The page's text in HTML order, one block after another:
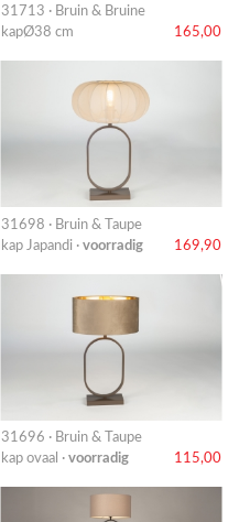
31713 · Bruin & Bruine
kapØ38 cm
165,00
31698 · Bruin & Taupe
kap Japandi · voorradig 169,90
31696 · Bruin & Taupe
kap ovaal · voorradig 115,00